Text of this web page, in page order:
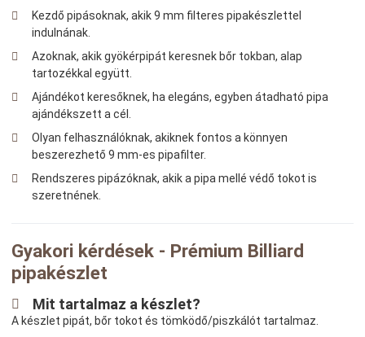
Kezdő pipásoknak, akik 9 mm filteres pipakészlettel
indulnának.
Azoknak, akik gyökérpipát keresnek bőr tokban, alap
tartozékkal együtt.
Ajándékot keresőknek, ha elegáns, egyben átadható pipa
ajándékszett a cél.
Olyan felhasználóknak, akiknek fontos a könnyen
beszerezhető 9 mm-es pipafilter.
Rendszeres pipázóknak, akik a pipa mellé védő tokot is
szeretnének.
Gyakori kérdések - Prémium Billiard
pipakészlet
Mit tartalmaz a készlet?
A készlet pipát, bőr tokot és tömködő/piszkálót tartalmaz.